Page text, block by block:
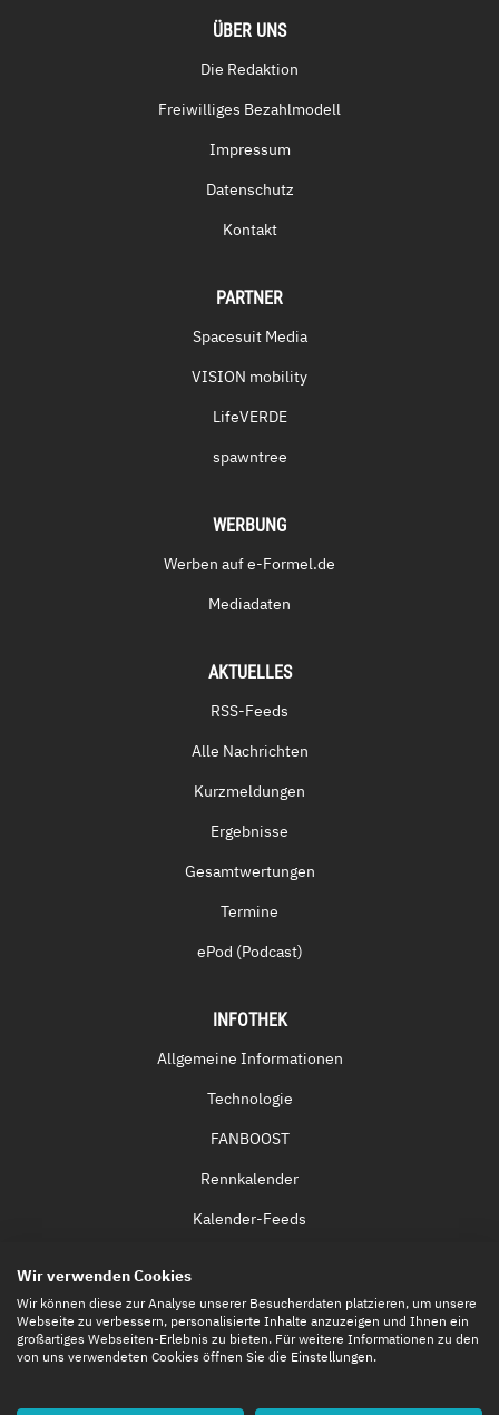
ÜBER UNS
Die Redaktion
Freiwilliges Bezahlmodell
Impressum
Datenschutz
Kontakt
PARTNER
Spacesuit Media
VISION mobility
LifeVERDE
spawntree
WERBUNG
Werben auf e-Formel.de
Mediadaten
AKTUELLES
RSS-Feeds
Alle Nachrichten
Kurzmeldungen
Ergebnisse
Gesamtwertungen
Termine
ePod (Podcast)
INFOTHEK
Allgemeine Informationen
Technologie
FANBOOST
Rennkalender
Kalender-Feeds
Eintrittskarten
Wir verwenden Cookies
Wir können diese zur Analyse unserer Besucherdaten platzieren, um unsere
Webseite zu verbessern, personalisierte Inhalte anzuzeigen und Ihnen ein
großartiges Webseiten-Erlebnis zu bieten. Für weitere Informationen zu den
von uns verwendeten Cookies öffnen Sie die Einstellungen.